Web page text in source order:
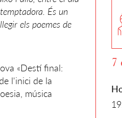
És un
els poemes de
«Destí final:
l'inici de la
música
7